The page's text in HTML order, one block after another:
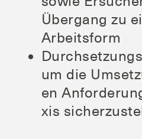
Über­gang zu
Arbeitsform
um die
en
xis